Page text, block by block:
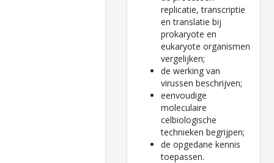
replicatie, transcriptie
en translatie bij
prokaryote en
eukaryote organismen
vergelijken;
de werking van
virussen beschrijven;
eenvoudige
moleculaire
celbiologische
technieken begrijpen;
de opgedane kennis
toepassen.